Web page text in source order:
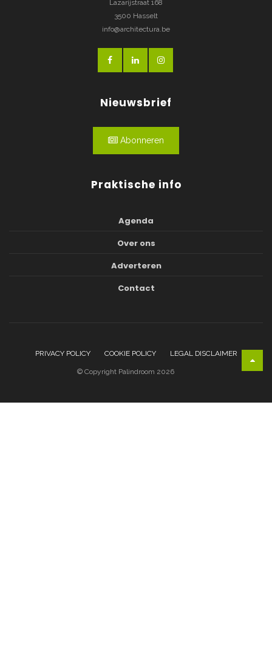
Lazarijstraat 168
3500 Hasselt
info@architectura.be
Nieuwsbrief
Abonneren
Praktische info
Agenda
Over ons
Adverteren
Contact
PRIVACY POLICY COOKIE POLICY LEGAL DISCLAIMER
© Copyright Palindroom 2026